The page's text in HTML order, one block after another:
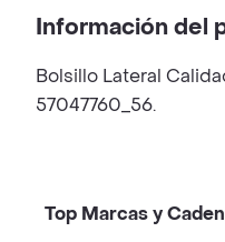
Información del
Bolsillo Lateral
57047760_56.
Top Marcas y